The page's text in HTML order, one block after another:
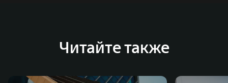
Читайте также